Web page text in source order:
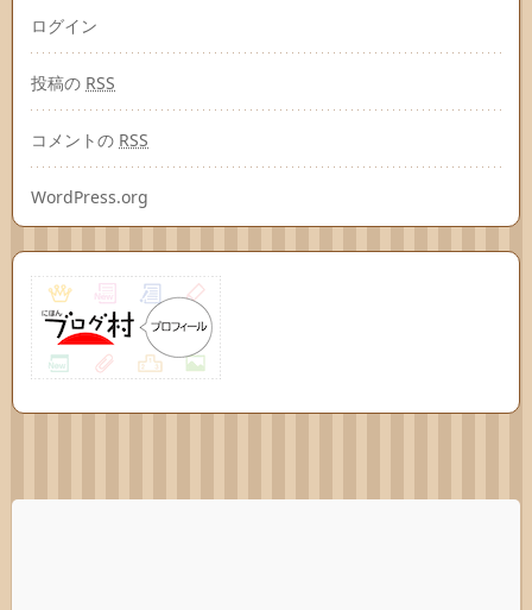
ログイン
投稿の RSS
コメントの RSS
WordPress.org